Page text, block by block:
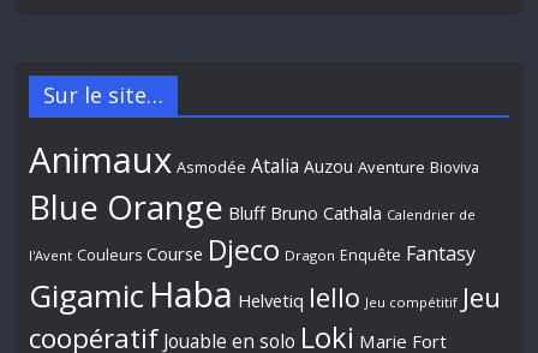
Sur le site…
Animaux Asmodée Atalia Auzou Aventure Bioviva
Blue Orange Bluff Bruno Cathala Calendrier de
l'Avent Couleurs Course Djeco Dragon Enquête Fantasy
Gigamic Haba Helvetiq Iello Jeu compétitif Jeu
coopératif Jouable en solo Loki Marie Fort